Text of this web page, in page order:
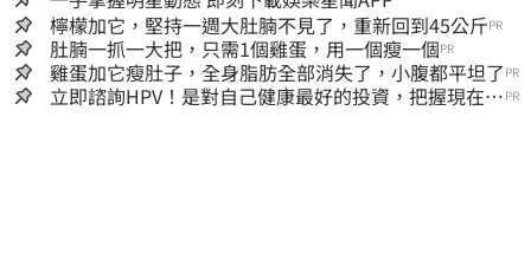
檸檬加它，堅持一週大肚腩不見了，重新回到45公斤PR
肚腩一抓一大把，只需1個雞蛋，用一個瘦一個PR
雞蛋加它瘦肚子，全身脂肪全部消失了，小腹都平坦了 PR
立即諮詢HPV！是對自己健康最好的投資，把握現在不 PR